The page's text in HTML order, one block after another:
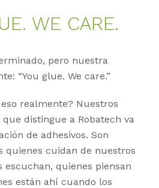
WE CARE.
pero nuestra
“You glue. We care.”
realmente? Nuestros
distingue a Robatech va
de adhesivos. Son
quienes cuidan de nuestros
escuchan, quienes piensan
están ahí cuando los